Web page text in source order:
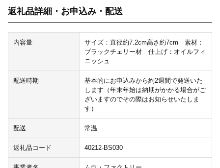
返礼品詳細・お申込み・配送
内容量
サイズ：直径約7.2cm高さ約7cm 素材：
ブラックチェリー材 仕上げ：オイルフィ
ニッシュ
配送時期
基本的にお申込みから約2週間で発送いた
します（年末年始は納期がかかる場合がご
ざいますのでその際はお知らせいたしま
す）
配送 常温
返礼品コード 40212-BS030